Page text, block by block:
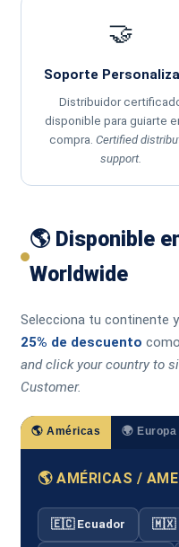
🤝
Soporte
Distribuidor
disponible para guiarte
compra. Certified
support.
🌎 Disponible
Worldwide
Selecciona tu continente
25% de descuento
and click your country to
Customer.
🌎 Américas 🌍 Europa
🌎 AMÉRICAS /
🇪🇨 Ecuador 🇲🇽